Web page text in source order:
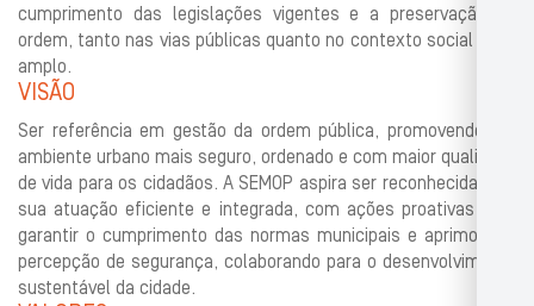
cumprimento das legislações vigentes e a preservação da
ordem, tanto nas vias públicas quanto no contexto social mais
amplo.
VISÃO
Ser referência em gestão da ordem pública, promovendo um
ambiente urbano mais seguro, ordenado e com maior qualidade
de vida para os cidadãos. A SEMOP aspira ser reconhecida pela
sua atuação eficiente e integrada, com ações proativas para
garantir o cumprimento das normas municipais e aprimorar a
percepção de segurança, colaborando para o desenvolvimento
sustentável da cidade.